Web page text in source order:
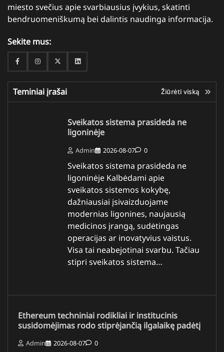
miesto svečius apie svarbiausius įvykius, skatinti
bendruomeniškumą bei dalintis naudinga informacija.
Sekite mus:
FacebookInstagramTwitterLinkedin
Teminiai įrašai Žiūrėti viską
Sveikatos sistema prasideda ne
ligoninėje
Admin 2026-08-07 0
Sveikatos sistema prasideda ne
ligoninėje Kalbėdami apie
sveikatos sistemos kokybę,
dažniausiai įsivaizduojame
modernias ligonines, naujausią
medicinos įrangą, sudėtingas
operacijas ar inovatyvius vaistus.
Visa tai neabejotinai svarbu. Tačiau
stipri sveikatos sistema…
Ethereum techniniai rodikliai ir institucinis
susidomėjimas rodo stiprėjančią ilgalaikę padėtį
Admin 2026-08-07 0